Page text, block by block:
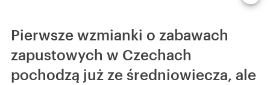
Pierwsze wzmianki o zabawach
zapustowych w Czechach
pochodzą już ze średniowiecza, ale